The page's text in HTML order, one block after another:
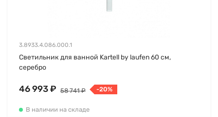
3.8933.4.086.000.1
Светильник для ванной Kartell by laufen 60 см,
серебро
46 993 ₽ 58 741 ₽ -20%
В наличии на складе